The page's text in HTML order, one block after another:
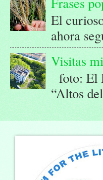
El
ahora
Visitas
foto: El
“Altos